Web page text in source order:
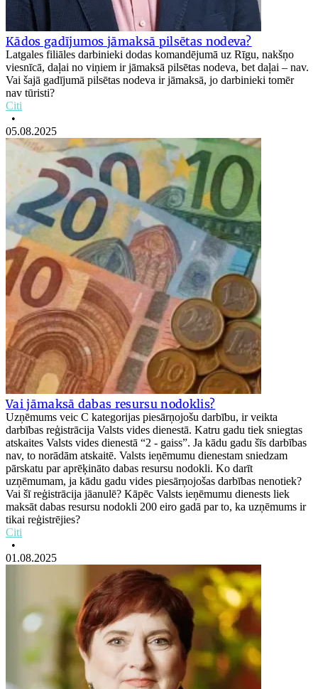
Kādos gadījumos jāmaksā pilsētas nodeva?
Latgales filiāles darbinieki dodas komandējumā uz Rīgu, nakšņo
viesnīcā, daļai no viņiem ir jāmaksā pilsētas nodeva, bet daļai – nav.
Vai šajā gadījumā pilsētas nodeva ir jāmaksā, jo darbinieki tomēr
nav tūristi?
Citi
•
05.08.2025
Vai jāmaksā dabas resursu nodoklis?
Uzņēmums veic C kategorijas piesārņojošu darbību, ir veikta
darbības reģistrācija Valsts vides dienestā. Katru gadu tiek sniegtas
atskaites Valsts vides dienestā “2 - gaiss”. Ja kādu gadu šīs darbības
nav, to norādām atskaitē. Valsts ieņēmumu dienestam sniedzam
pārskatu par aprēķināto dabas resursu nodokli. Ko darīt
uzņēmumam, ja kādu gadu vides piesārņojošas darbības nenotiek?
Vai šī reģistrācija jāanulē? Kāpēc Valsts ieņēmumu dienests liek
maksāt dabas resursu nodokli 200 eiro gadā par to, ka uzņēmums ir
tikai reģistrējies?
Citi
•
01.08.2025